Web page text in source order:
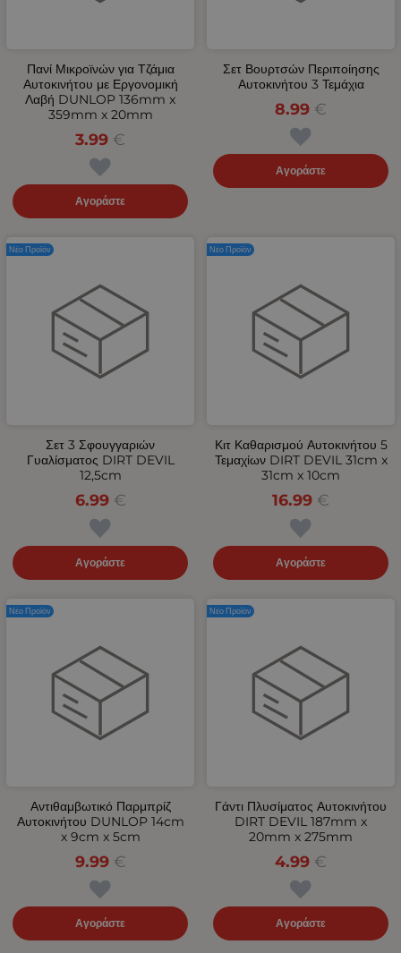
Πανί Μικροϊνών για Τζάμια
Αυτοκινήτου με Εργονομική
Λαβή DUNLOP 136mm x
359mm x 20mm
3.99 €
Αγοράστε
Σετ Βουρτσών Περιποίησης
Αυτοκινήτου 3 Τεμάχια
8.99 €
Αγοράστε
Σετ 3 Σφουγγαριών
Γυαλίσματος DIRT DEVIL
12,5cm
6.99 €
Αγοράστε
Νέο Προϊόν
Κιτ Καθαρισμού Αυτοκινήτου 5
Τεμαχίων DIRT DEVIL 31cm x
31cm x 10cm
16.99 €
Αγοράστε
Νέο Προϊόν
Αντιθαμβωτικό Παρμπρίζ
Αυτοκινήτου DUNLOP 14cm
x 9cm x 5cm
9.99 €
Αγοράστε
Νέο Προϊόν
Γάντι Πλυσίματος Αυτοκινήτου
DIRT DEVIL 187mm x
20mm x 275mm
4.99 €
Αγοράστε
Νέο Προϊόν